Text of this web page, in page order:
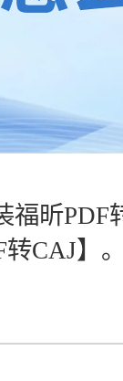
福昕PDF
转CAJ】